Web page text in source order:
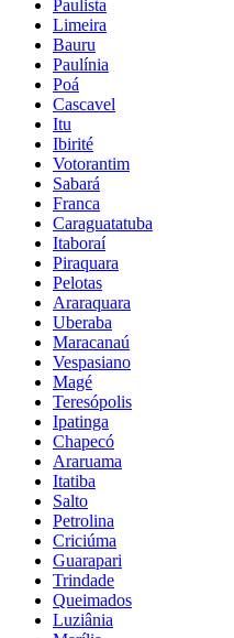
Paulista
Limeira
Bauru
Paulínia
Poá
Cascavel
Itu
Ibirité
Votorantim
Sabará
Franca
Caraguatatuba
Itaboraí
Piraquara
Pelotas
Araraquara
Uberaba
Maracanaú
Vespasiano
Magé
Teresópolis
Ipatinga
Chapecó
Araruama
Itatiba
Salto
Petrolina
Criciúma
Guarapari
Trindade
Queimados
Luziânia